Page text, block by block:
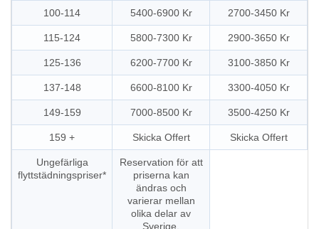
100-114 5400-6900 Kr 2700-3450 Kr
115-124 5800-7300 Kr 2900-3650 Kr
125-136 6200-7700 Kr 3100-3850 Kr
137-148 6600-8100 Kr 3300-4050 Kr
149-159 7000-8500 Kr 3500-4250 Kr
159 + Skicka Offert Skicka Offert
Ungefärliga
flyttstädningspriser*
Reservation för att
priserna kan
ändras och
varierar mellan
olika delar av
Sverige.